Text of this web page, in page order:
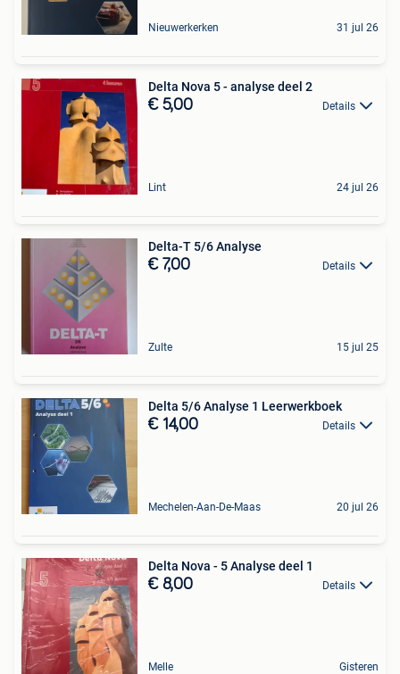
Nieuwerkerken 31 jul 26
Delta Nova 5 - analyse deel 2
€ 5,00 Details
Lint 24 jul 26
Delta-T 5/6 Analyse
€ 7,00 Details
Zulte 15 jul 25
Delta 5/6 Analyse 1 Leerwerkboek
€ 14,00 Details
Mechelen-Aan-De-Maas 20 jul 26
Delta Nova - 5 Analyse deel 1
€ 8,00 Details
Melle Gisteren